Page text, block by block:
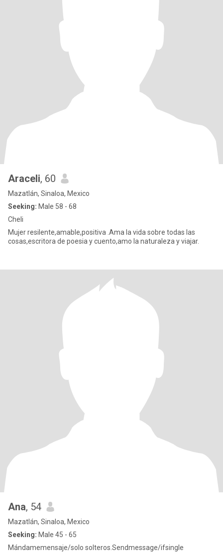
Araceli, 60
Mazatlán, Sinaloa, Mexico
Seeking: Male 58 - 68
Cheli
Mujer resilente,amable,positiva .Ama la vida sobre todas las
cosas,escritora de poesia y cuento,amo la naturaleza y viajar.
Ana, 54
Mazatlán, Sinaloa, Mexico
Seeking: Male 45 - 65
Mándamemensaje/solo solteros.Sendmessage/ifsingle